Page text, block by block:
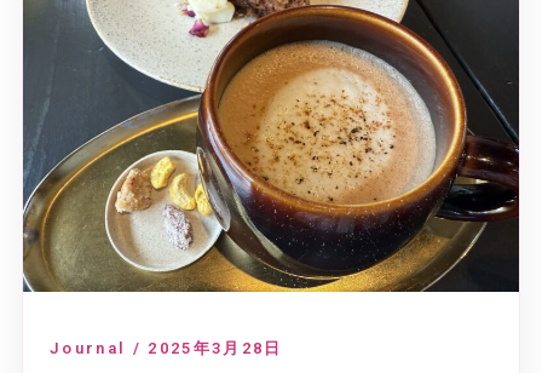
Journal / 2025年3月28日